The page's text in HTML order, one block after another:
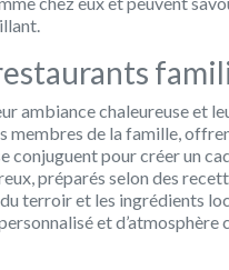
ambiance chaleureuse et
membres de la famille,
conjuguent pour créer un
préparés selon des
terroir et les ingrédients
et